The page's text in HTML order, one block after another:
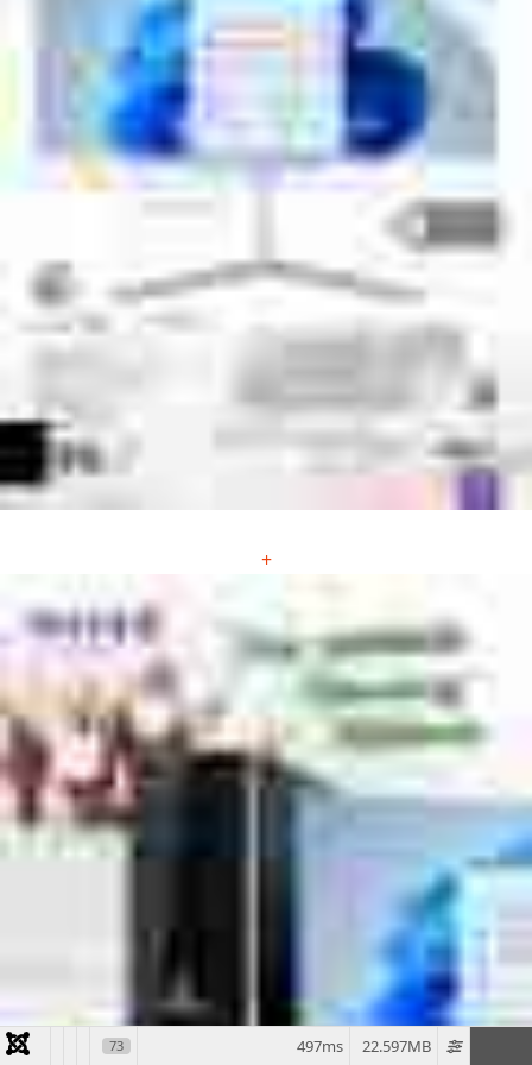
+
73 22.597MB
497ms